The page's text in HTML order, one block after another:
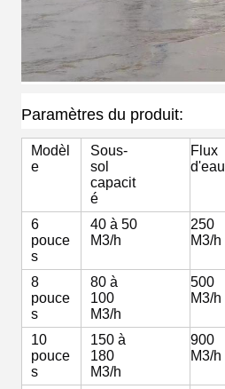
Paramètres du produit:
Modèl
e
Sous-
sol
capacit
é
Flux
d'eau
6
pouce
s
40 à 50
M3/h
250
M3/h
8
pouce
s
80 à
100
M3/h
500
M3/h
10
pouce
s
150 à
180
M3/h
900
M3/h